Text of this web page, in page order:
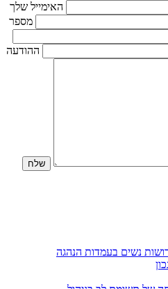
האימייל שלך
מספר
ההודעה
נשים בעמדות הנהגה